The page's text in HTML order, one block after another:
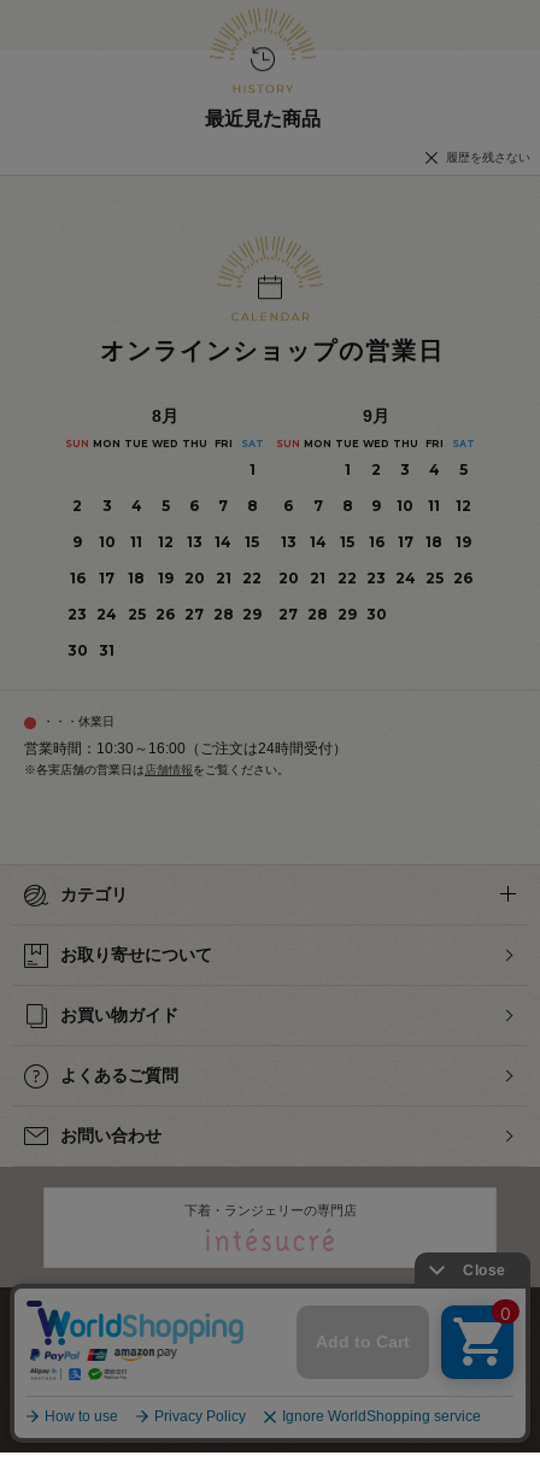
最近見た商品
履歴を残さない
オンラインショップの営業日
8月
SUN MON TUE WED THU FRI SAT
1
2
3 4 5 6 7
8
9
10 11 12 13 14
15
16
17 18 19 20 21
22
23
24 25 26 27 28 29
30
31
9月
SUN MON TUE WED THU FRI SAT
1 2 3 4
5
6
7 8 9 10 11
12
13
14 15 16 17 18
19
20
21 22 23 24 25
26
27 28 29 30
・・・休業日
営業時間：10:30～16:00（ご注文は24時間受付）
※各実店舗の営業日は店舗情報をご覧ください。
カテゴリ
お取り寄せについて
お買い物ガイド
よくあるご質問
お問い合わせ
下着・ランジェリーの専門店
株式会社オカダヤ
特定商取引法に基づく表記 プライバシーポリシー サイトマップ
2012-2026OKADAYA CO.,LTD.